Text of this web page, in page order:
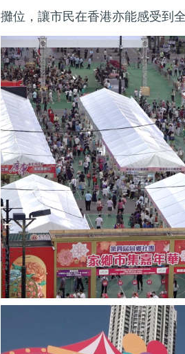
攤位，讓市民在香港亦能感受到